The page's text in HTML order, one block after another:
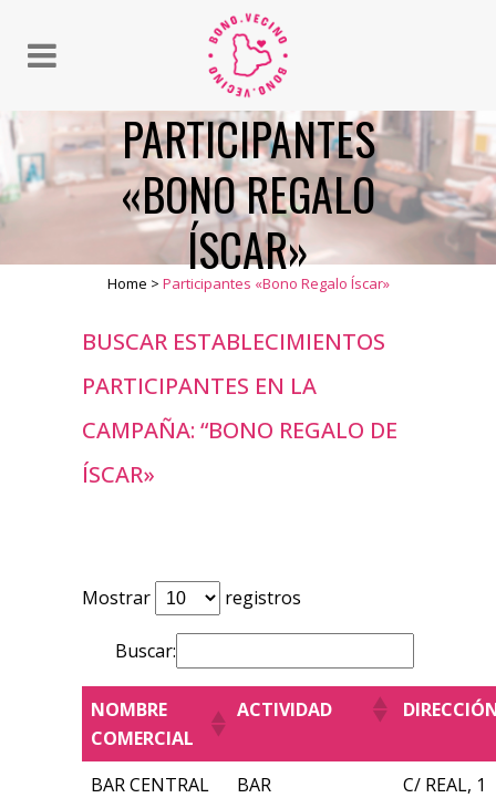
PARTICIPANTES
«BONO REGALO
ÍSCAR»
Home > Participantes «Bono Regalo Íscar»
BUSCAR ESTABLECIMIENTOS
PARTICIPANTES EN LA
CAMPAÑA: “BONO REGALO DE
ÍSCAR»
Mostrar registros
Buscar:
NOMBRE
COMERCIAL
ACTIVIDAD
BAR CENTRAL
BAR C/ REAL, 1